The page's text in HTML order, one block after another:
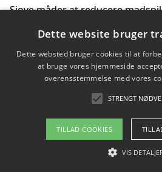
Sjove måder at reducere
Hvor finder jeg nemme
Om / kontakt
Blog
Dette website bruger
Dette websted bruger cookies til at
at bruge vores hjemmeside
overensstemmelse med vores
STRENGT
TILLAD COOKIES
VIS